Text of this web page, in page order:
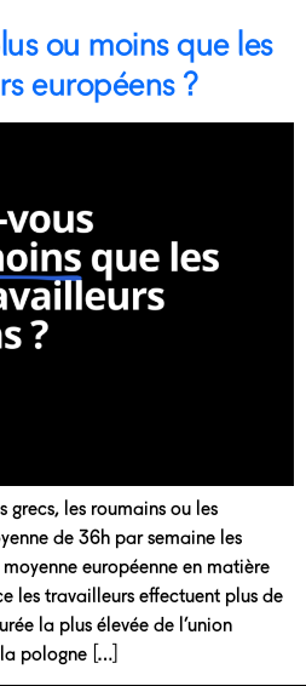
ou moins que les
européens ?
grecs, les roumains ou les
de 36h par semaine les
européenne en matière
les travailleurs effectuent plus de
la plus élevée de l’union
pologne […]